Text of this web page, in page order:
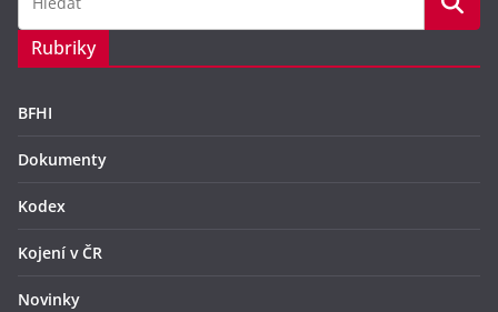
Rubriky
BFHI
Dokumenty
Kodex
Kojení v ČR
Novinky